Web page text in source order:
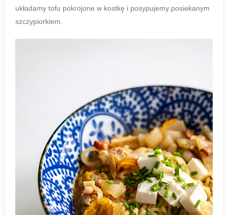
układamy tofu pokrojone w kostkę i posypujemy posiekanym
szczypiorkiem.